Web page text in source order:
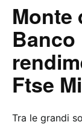
Monte
Banco
Ftse
Tra le grandi